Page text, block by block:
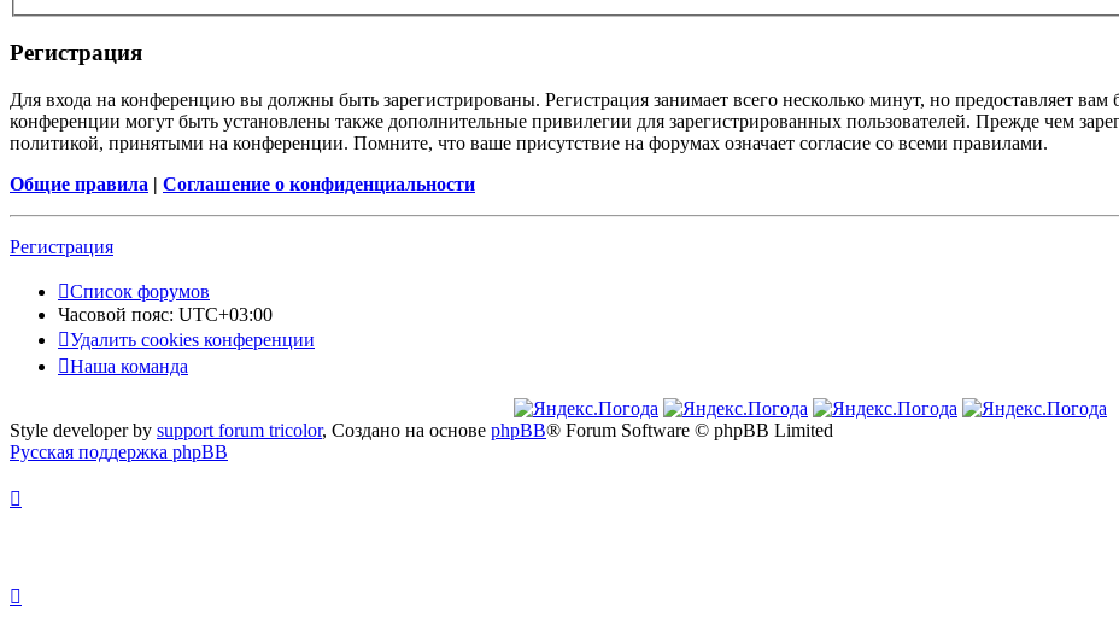
Регистрация
Для входа на конференцию вы должны быть зарегистрированы. Регистрация занимает всего несколько минут, но предоставляет
конференции могут быть установлены также дополнительные привилегии для зарегистрированных пользователей. Прежде чем
политикой, принятыми на конференции. Помните, что ваше присутствие на форумах означает согласие со всеми правилами.
Общие правила | Соглашение о конфиденциальности
Регистрация
Список форумов
Часовой пояс: UTC+03:00
Удалить cookies конференции
Наша команда
Style developer by support forum tricolor, Создано на основе phpBB® Forum Software © phpBB Limited
Русская поддержка phpBB